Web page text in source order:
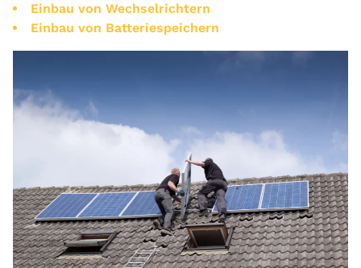
Einbau von Wechselrichtern
Einbau von Batteriespeichern